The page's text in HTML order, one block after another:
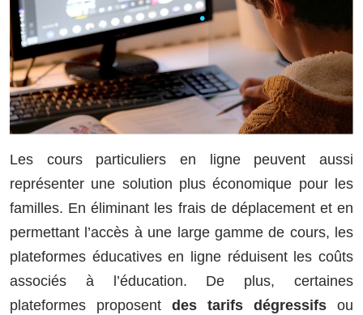
Les cours particuliers en ligne peuvent aussi
représenter une solution plus économique pour les
familles. En éliminant les frais de déplacement et en
permettant l’accès à une large gamme de cours, les
plateformes éducatives en ligne réduisent les coûts
associés à l’éducation. De plus, certaines
plateformes proposent des tarifs dégressifs ou